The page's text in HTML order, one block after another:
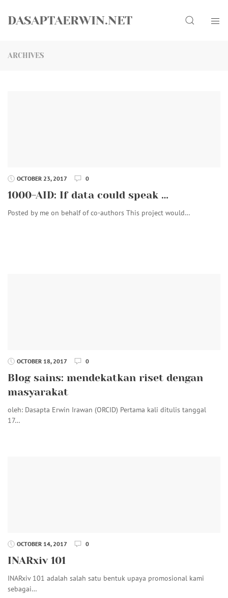
DASAPTAERWIN.NET Search
ARCHIVES
OCTOBER 23, 2017 0
1000-AID: If data could speak …
Posted by me on behalf of co-authors This project would…
OCTOBER 18, 2017 0
Blog sains: mendekatkan riset dengan
masyarakat
oleh: Dasapta Erwin Irawan (ORCID) Pertama kali ditulis tanggal
17…
OCTOBER 14, 2017 0
INARxiv 101
INARxiv 101 adalah salah satu bentuk upaya promosional kami
sebagai…